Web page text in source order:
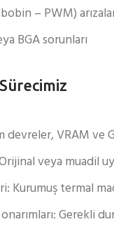
– PWM)
BGA sorunları
devreler, VRAM ve
veya muadil
Kurumuş termal
Gerekli